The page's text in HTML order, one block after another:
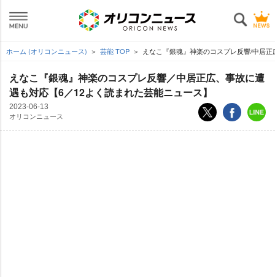
ホーム (オリコンニュース) 芸能 TOP えなこ『銀魂』神楽のコスプレ反響/中居
えなこ『銀魂』神楽のコスプレ反響／中居正広、事故に遭
遇も対応【6／12よく読まれた芸能ニュース】
2023-06-13
オリコンニュース